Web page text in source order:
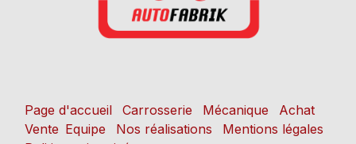
Page d'accueil Carrosserie Mécanique
Achat
Vente Equipe Nos réalisations
Mentions légales